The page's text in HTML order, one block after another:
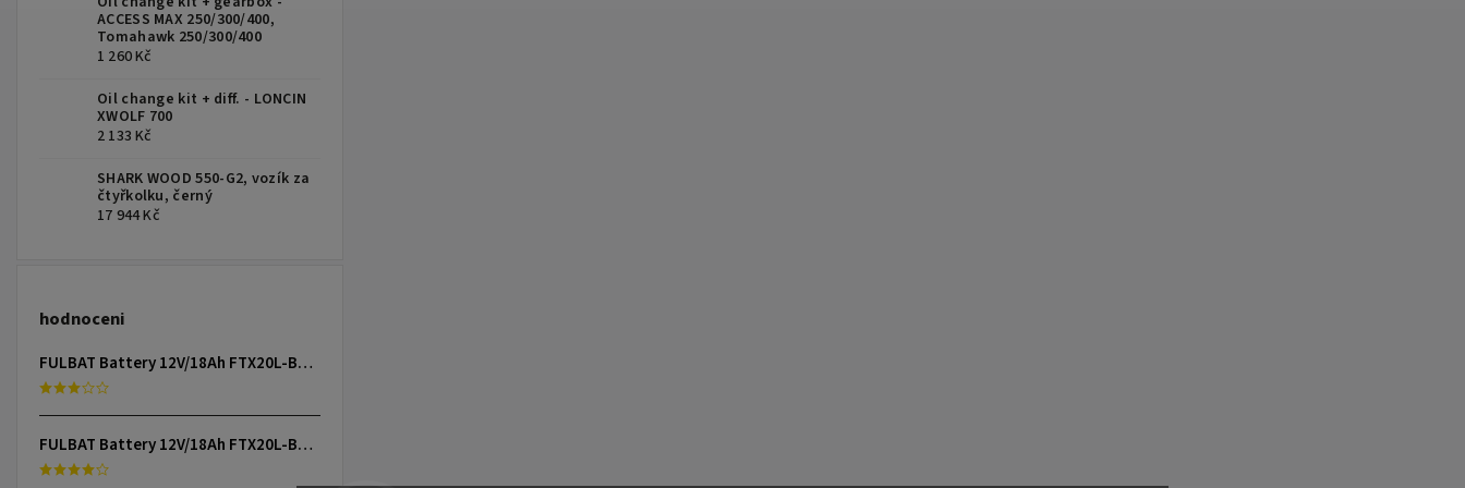
ACCESS MAX 250/300/400,
Tomahawk 250/300/400
1 260 Kč
Oil change kit + diff. - LONCIN
XWOLF 700
2 133 Kč
SHARK WOOD 550-G2, vozík za
čtyřkolku, černý
17 944 Kč
hodnoceni
FULBAT Battery 12V/18Ah FTX20L-BS (YTX20L-BS) Linhai 300-800, TGB 325-1000, CAN-AM, YAMAHA
FULBAT Battery 12V/18Ah FTX20L-BS (YTX20L-BS) Linhai 300-800, TGB 325-1000, CAN-AM, YAMAHA